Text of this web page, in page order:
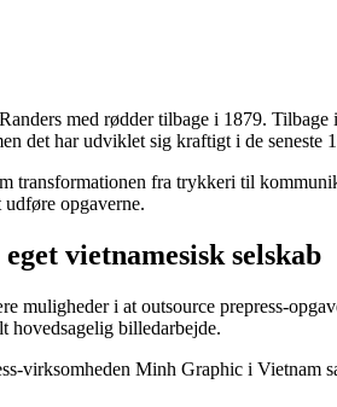
med rødder tilbage i 1879.
det har udviklet sig kraftigt i de seneste
transformationen fra trykkeri til
opgaverne.
vietnamesisk selskab
muligheder i at outsource prepress-
hovedsagelig billedarbejde.
virksomheden Minh Graphic i